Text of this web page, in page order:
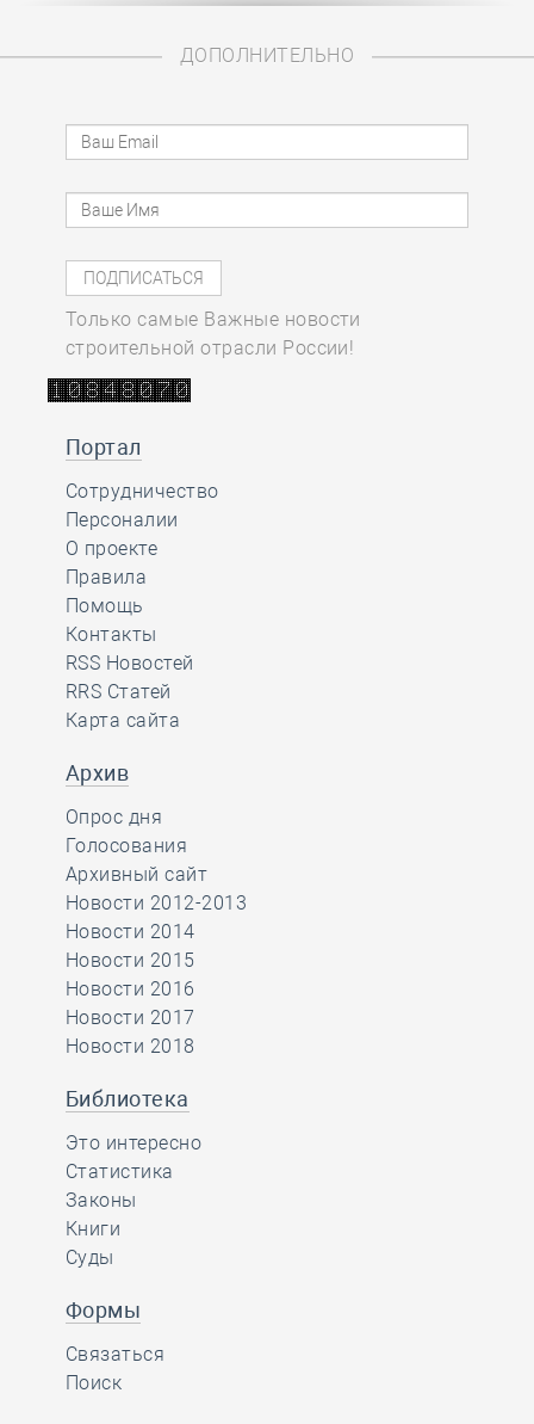
ДОПОЛНИТЕЛЬНО
Только самые Важные новости
строительной отрасли России!
Портал
Сотрудничество
Персоналии
О проекте
Правила
Помощь
Контакты
RSS Новостей
RRS Статей
Карта сайта
Архив
Опрос дня
Голосования
Архивный сайт
Новости 2012-2013
Новости 2014
Новости 2015
Новости 2016
Новости 2017
Новости 2018
Библиотека
Это интересно
Статистика
Законы
Книги
Суды
Формы
Связаться
Поиск